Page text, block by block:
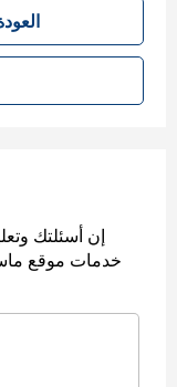
إن أسئلتك
خدمات موقع